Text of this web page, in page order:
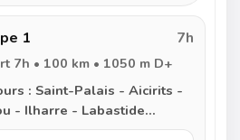
1 7h
7h • 100 km • 1050 m D+
:
- Ilharre - Labastide
- Came - Sorde